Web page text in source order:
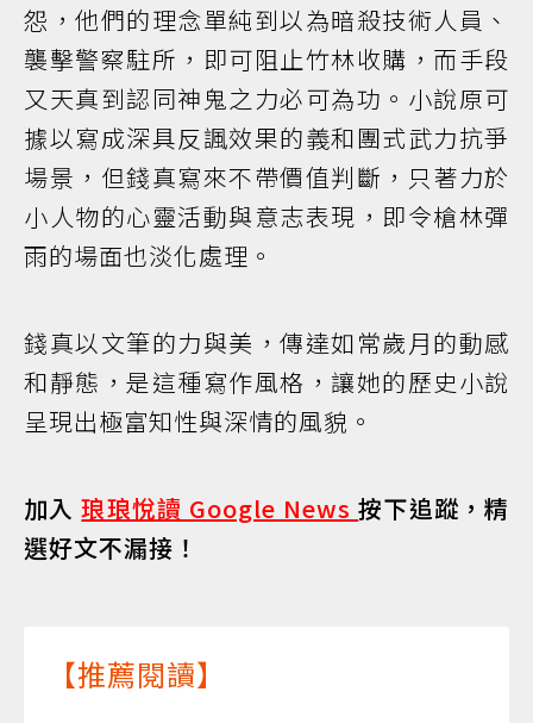
怨，他們的理念單純到以為暗殺技術人員、
襲擊警察駐所，即可阻止竹林收購，而手段
又天真到認同神鬼之力必可為功。小說原可
據以寫成深具反諷效果的義和團式武力抗爭
場景，但錢真寫來不帶價值判斷，只著力於
小人物的心靈活動與意志表現，即令槍林彈
雨的場面也淡化處理。
錢真以文筆的力與美，傳達如常歲月的動感
和靜態，是這種寫作風格，讓她的歷史小說
呈現出極富知性與深情的風貌。
加入琅琅悅讀 Google News按下追蹤，精
選好文不漏接！
【推薦閱讀】